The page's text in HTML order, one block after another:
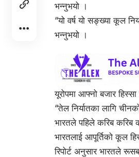
भन्नुभयो ।
“यो वर्ष यो सङ्ख्या कूल
भन्नुभयो ।
यूरोपमा आफ्नो बजार
“तेल निर्यातका लागि
भारतले पहिले करिब करिब
भारतलाई आपूर्तिको कूल
रिपोर्ट अनुसार भारतले